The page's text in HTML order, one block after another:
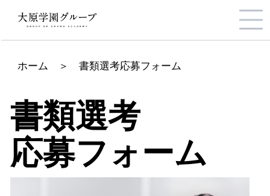
ホーム ＞ 書類選考応募フォーム
書類選考
応募フォーム